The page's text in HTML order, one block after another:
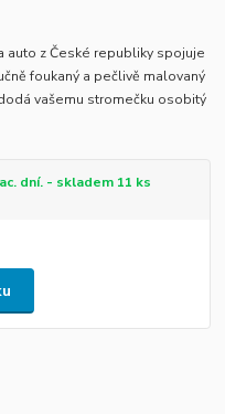
auto z České republiky spojuje
foukaný a pečlivě malovaný
vašemu stromečku osobitý
dní. - skladem 11 ks